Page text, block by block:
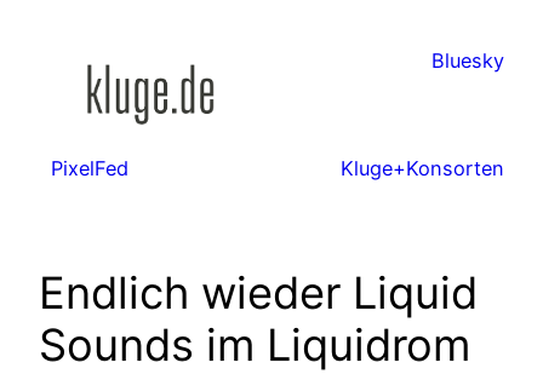
Bluesky
PixelFed Kluge+Konsorten
Endlich wieder Liquid
Sounds im Liquidrom